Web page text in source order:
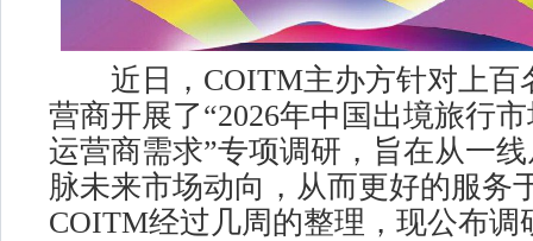
近日，COITM主办方针对上百
营商开展了“2026年中国出境旅行
运营商需求”专项调研，旨在从一
脉未来市场动向，从而更好的服务
COITM经过几周的整理，现公布调